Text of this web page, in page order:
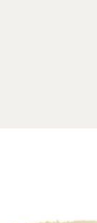
og den